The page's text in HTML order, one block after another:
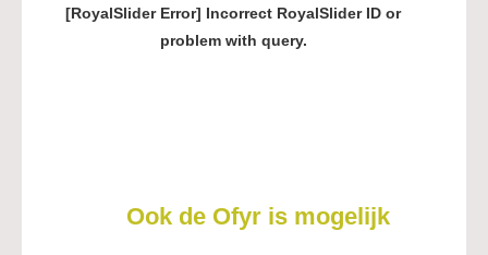
[RoyalSlider Error] Incorrect RoyalSlider ID or
problem with query.
Ook de Ofyr is mogelijk